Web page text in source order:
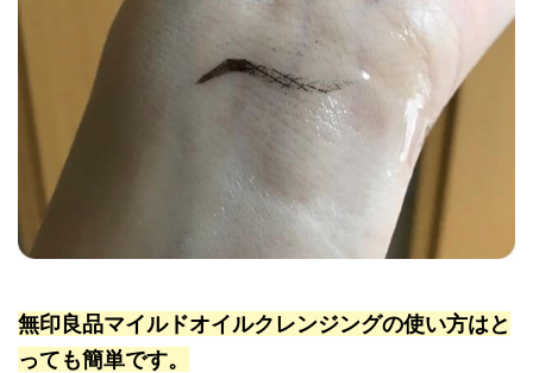
無印良品マイルドオイルクレンジングの使い方はと
っても簡単です。